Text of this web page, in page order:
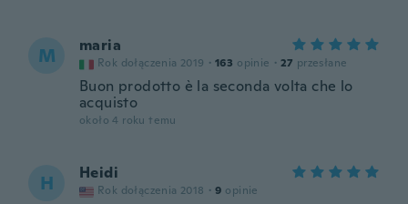
M maria
Rok dołączenia 2019 · 163 opinie · 27 przesłane
Buon prodotto è la seconda volta che lo
acquisto
około 4 roku temu
H Heidi
Rok dołączenia 2018 · 9 opinie